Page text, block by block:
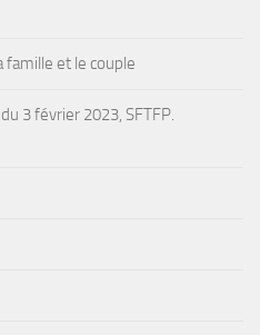
famille et le couple
3 février 2023, SFTFP.